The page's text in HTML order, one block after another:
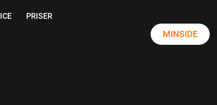
PRISER
MINSIDE